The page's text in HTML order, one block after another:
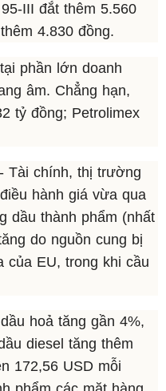
III đắt thêm 5.560
4.830 đồng.
phần lớn doanh
âm. Chẳng hạn,
tỷ đồng; Petrolimex
Tài chính, thị trường
hành giá vừa qua
dầu thành phẩm (nhất
do nguồn cung bị
của EU, trong khi cầu
hoả tăng gần 4%,
diesel tăng thêm
172,56 USD mỗi